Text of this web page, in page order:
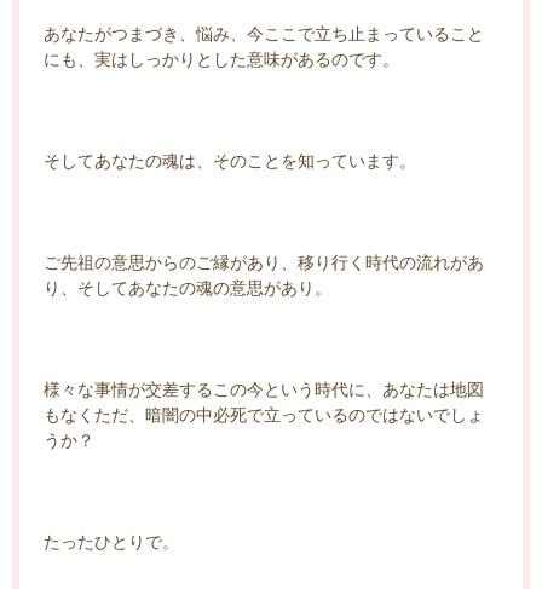
あなたがつまづき、悩み、今ここで立ち止まっていること
にも、実はしっかりとした意味があるのです。
そしてあなたの魂は、そのことを知っています。
ご先祖の意思からのご縁があり、移り行く時代の流れがあ
り、そしてあなたの魂の意思があり。
様々な事情が交差するこの今という時代に、あなたは地図
もなくただ、暗闇の中必死で立っているのではないでしょ
うか？
たったひとりで。